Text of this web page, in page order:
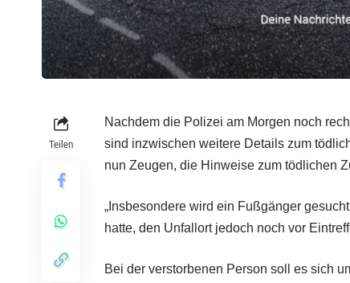
Teilen
Nachdem die Polizei am Morgen noch
sind inzwischen weitere Details zum
nun Zeugen, die Hinweise zum tödlichen
„Insbesondere wird ein Fußgänger
hatte, den Unfallort jedoch noch vor
Bei der verstorbenen Person soll es sich